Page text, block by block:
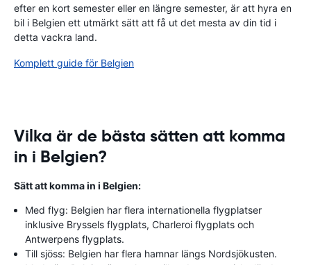
efter en kort semester eller en längre semester, är att hyra en
bil i Belgien ett utmärkt sätt att få ut det mesta av din tid i
detta vackra land.
Komplett guide för Belgien
Vilka är de bästa sätten att komma
in i Belgien?
Sätt att komma in i Belgien:
Med flyg: Belgien har flera internationella flygplatser
inklusive Bryssels flygplats, Charleroi flygplats och
Antwerpens flygplats.
Till sjöss: Belgien har flera hamnar längs Nordsjökusten.